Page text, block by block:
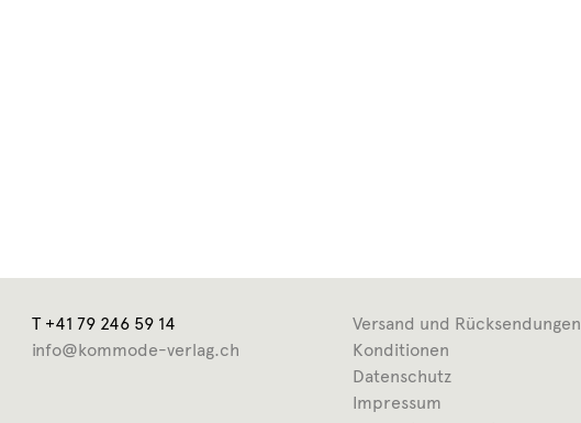
T +41 79 246 59 14
info@kommode-verlag.ch
Versand und Rücksendungen
Konditionen
Datenschutz
Impressum